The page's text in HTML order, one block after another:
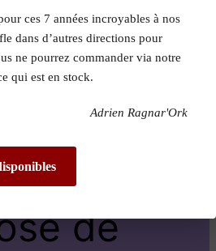
pour le
!
de
ces 7 années incroyables à nos
dans d’autres directions pour
ne pourrez commander via notre
qui est en stock.
Adrien Ragnar'Ork